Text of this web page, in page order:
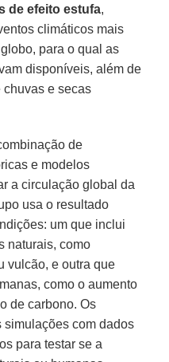
de efeito estufa,
climáticos mais
para o qual as
disponíveis, além de
e secas
de
e modelos
a circulação global da
usa o resultado
um que inclui
naturais, como
vulcão, e outra que
como o aumento
de carbono. Os
simulações com dados
para testar se a